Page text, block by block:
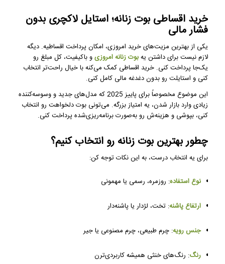
خرید اقساطی بوت زنانه؛ استایل لاکچری بدون
فشار مالی
یکی از بهترین مزیت‌های خرید امروزی، امکان پرداخت اقساطیه. دیگه
لازم نیست برای داشتن یهبوت زنانه امروزیو باکیفیت، کل مبلغ رو
یک‌جا پرداخت کنی. خرید اقساطی کمک می‌کنه با خیال راحت‌تر انتخاب
کنی و استایلت رو بدون دغدغه مالی کامل کنی.
این موضوع مخصوصاً برای پاییز 2025 که مدل‌های جدید و وسوسه‌کننده
زیادی وارد بازار شدن، یه امتیاز بزرگه. می‌تونی بوت دلخواهت رو انتخاب
کنی، بپوشی و هزینه‌ش رو به‌صورت برنامه‌ریزی‌شده پرداخت کنی.
چطور بهترین بوت زنانه رو انتخاب کنیم؟
برای یه انتخاب درست، به این نکات توجه کن:
نوع استفاده: روزمره، رسمی یا مهمونی
ارتفاع پاشنه: تخت، لژدار یا پاشنه‌دار
جنس رویه: چرم طبیعی، چرم مصنوعی یا جیر
رنگ: رنگ‌های خنثی همیشه کاربردی‌ترن